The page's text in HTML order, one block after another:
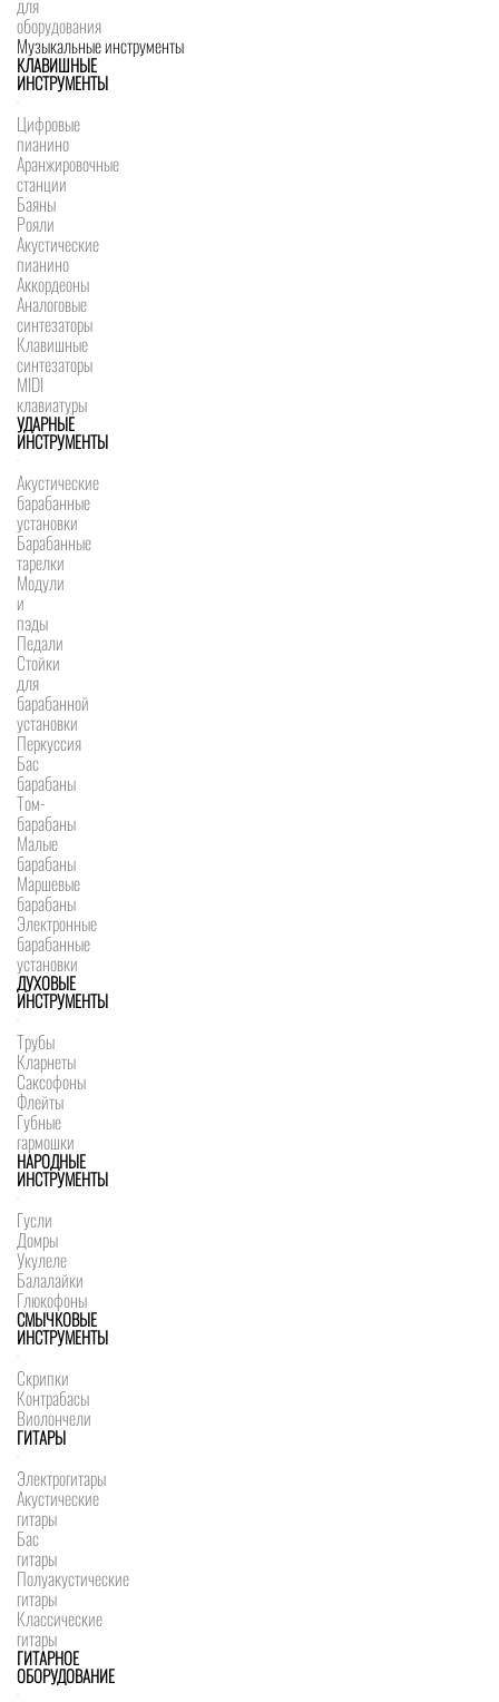
для
оборудования
Музыкальные инструменты
КЛАВИШНЫЕ
ИНСТРУМЕНТЫ
Цифровые
пианино
Аранжировочные
станции
Баяны
Рояли
Акустические
пианино
Аккордеоны
Аналоговые
синтезаторы
Клавишные
синтезаторы
MIDI
клавиатуры
УДАРНЫЕ
ИНСТРУМЕНТЫ
Акустические
барабанные
установки
Барабанные
тарелки
Модули
и
пэды
Педали
Стойки
для
барабанной
установки
Перкуссия
Бас
барабаны
Том-
барабаны
Малые
барабаны
Маршевые
барабаны
Электронные
барабанные
установки
ДУХОВЫЕ
ИНСТРУМЕНТЫ
Трубы
Кларнеты
Саксофоны
Флейты
Губные
гармошки
НАРОДНЫЕ
ИНСТРУМЕНТЫ
Гусли
Домры
Укулеле
Балалайки
Глюкофоны
СМЫЧКОВЫЕ
ИНСТРУМЕНТЫ
Скрипки
Контрабасы
Виолончели
ГИТАРЫ
Электрогитары
Акустические
гитары
Бас
гитары
Полуакустические
гитары
Классические
гитары
ГИТАРНОЕ
ОБОРУДОВАНИЕ